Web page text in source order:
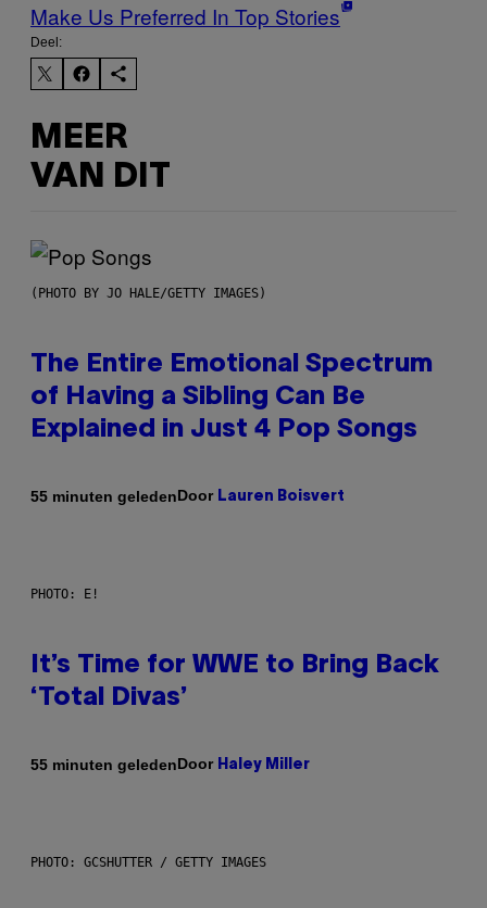
Make Us Preferred In Top Stories
Deel:
MEER
VAN DIT
(PHOTO BY JO HALE/GETTY IMAGES)
The Entire Emotional Spectrum
of Having a Sibling Can Be
Explained in Just 4 Pop Songs
55 minuten geledenDoor Lauren Boisvert
PHOTO: E!
It’s Time for WWE to Bring Back
‘Total Divas’
55 minuten geledenDoor Haley Miller
PHOTO: GCSHUTTER / GETTY IMAGES